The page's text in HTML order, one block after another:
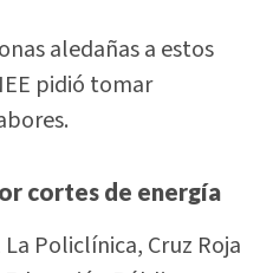
aledañas a estos
pidió tomar
cortes de energía
Policlínica, Cruz Roja